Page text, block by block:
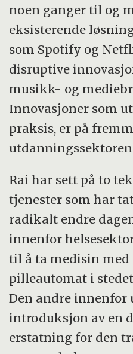
noen ganger til og
eksisterende
som Spotify og
disruptive
musikk- og
Innovasjoner som
praksis, er på
Rai har sett på to
tjenester som har
radikalt endre
innenfor
til å ta medisin
pilleautomat i
Den andre innenfor
introduksjon av en
erstatning for den